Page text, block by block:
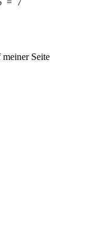
= 7
Seite